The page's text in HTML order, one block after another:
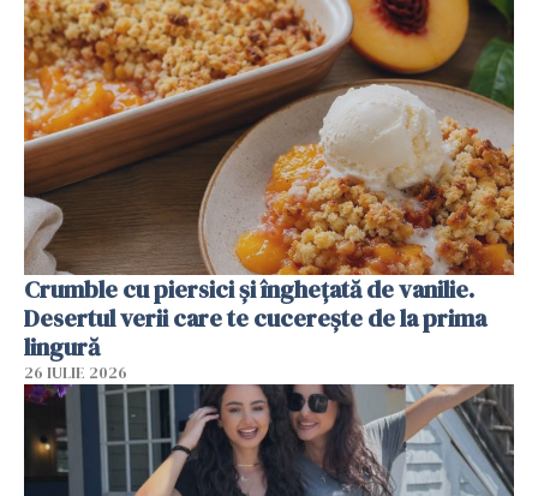
Crumble cu piersici și înghețată de vanilie.
Desertul verii care te cucerește de la prima
lingură
26 IULIE 2026